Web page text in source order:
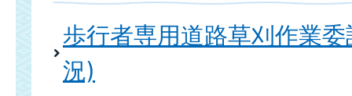
歩行者専用道路草刈作業
況)